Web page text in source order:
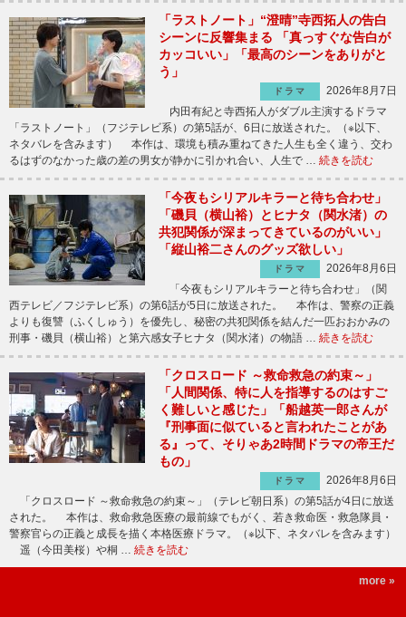
「ラストノート」“澄晴”寺西拓人の告白
シーンに反響集まる 「真っすぐな告白が
カッコいい」「最高のシーンをありがと
う」
ドラマ
2026年8月7日
内田有紀と寺西拓人がダブル主演するドラマ
「ラストノート」（フジテレビ系）の第5話が、6日に放送された。（※以下、
ネタバレを含みます） 本作は、環境も積み重ねてきた人生も全く違う、交わ
るはずのなかった歳の差の男女が静かに引かれ合い、人生で … 続きを読む
「今夜もシリアルキラーと待ち合わせ」
「磯貝（横山裕）とヒナタ（関水渚）の
共犯関係が深まってきているのがいい」
「縦山裕二さんのグッズ欲しい」
ドラマ
2026年8月6日
「今夜もシリアルキラーと待ち合わせ」（関
西テレビ／フジテレビ系）の第6話が5日に放送された。 本作は、警察の正義
よりも復讐（ふくしゅう）を優先し、秘密の共犯関係を結んだ一匹おおかみの
刑事・磯貝（横山裕）と第六感女子ヒナタ（関水渚）の物語 … 続きを読む
「クロスロード ～救命救急の約束～」
「人間関係、特に人を指導するのはすご
く難しいと感じた」「船越英一郎さんが
『刑事面に似ていると言われたことがあ
る』って、そりゃあ2時間ドラマの帝王だ
もの」
ドラマ
2026年8月6日
「クロスロード ～救命救急の約束～」（テレビ朝日系）の第5話が4日に放送
された。 本作は、救命救急医療の最前線でもがく、若き救命医・救急隊員・
警察官らの正義と成長を描く本格医療ドラマ。（※以下、ネタバレを含みます）
遥（今田美桜）や桐 … 続きを読む
more »